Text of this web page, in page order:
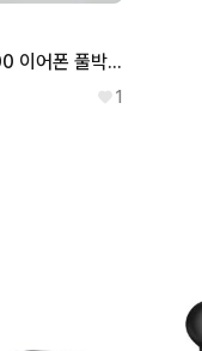
젠하이저 IE900 이어폰 풀박스 새제품
1